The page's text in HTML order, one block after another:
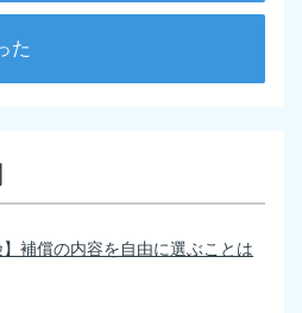
た
】補償の内容を自由に選ぶことは